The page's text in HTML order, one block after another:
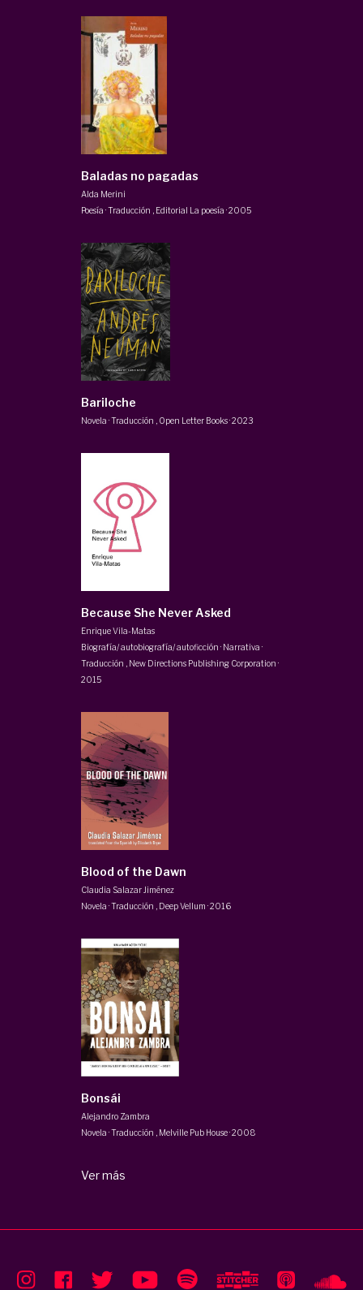
Baladas no pagadas
Alda Merini
Poesía · Traducción
Editorial La poesía ·2005
Bariloche
Novela · Traducción Open Letter Books·2023
Because She Never Asked
Enrique Vila-Matas
Biografía/ autobiografía/ autoficción · Narrativa ·
Traducción
New Directions Publishing Corporation ·
2015
Blood of the Dawn
Claudia Salazar Jiménez
Novela · Traducción
Deep Vellum ·2016
Bonsái
Alejandro Zambra
Novela · Traducción
Melville Pub House·2008
Ver más